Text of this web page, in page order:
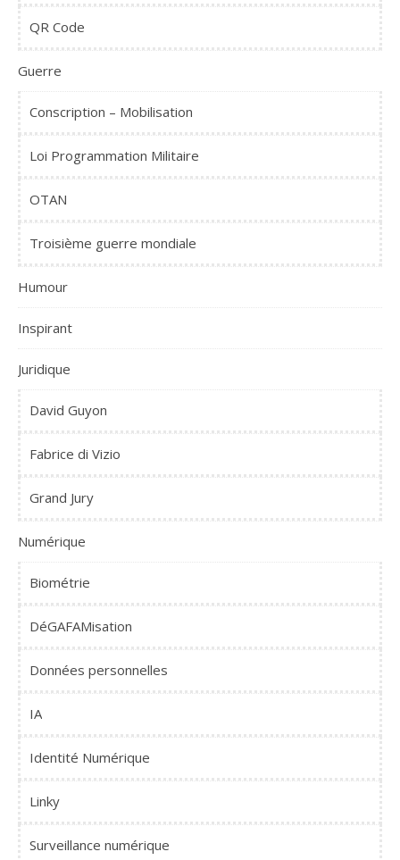
QR Code
Guerre
Conscription – Mobilisation
Loi Programmation Militaire
OTAN
Troisième guerre mondiale
Humour
Inspirant
Juridique
David Guyon
Fabrice di Vizio
Grand Jury
Numérique
Biométrie
DéGAFAMisation
Données personnelles
IA
Identité Numérique
Linky
Surveillance numérique